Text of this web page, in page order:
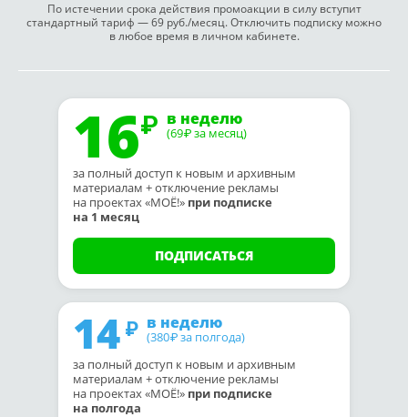
По истечении срока действия промоакции в силу вступит
стандартный тариф — 69 руб./месяц. Отключить подписку можно
в любое время в личном кабинете.
16 в неделю
(69₽ за месяц)
за полный доступ к новым и архивным
материалам + отключение рекламы
на проектах «МОЁ!» при подписке
на 1 месяц
ПОДПИСАТЬСЯ
14 в неделю
(380₽ за полгода)
за полный доступ к новым и архивным
материалам + отключение рекламы
на проектах «МОЁ!» при подписке
на полгода